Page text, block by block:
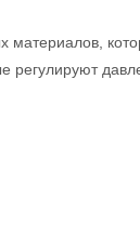
материалов,